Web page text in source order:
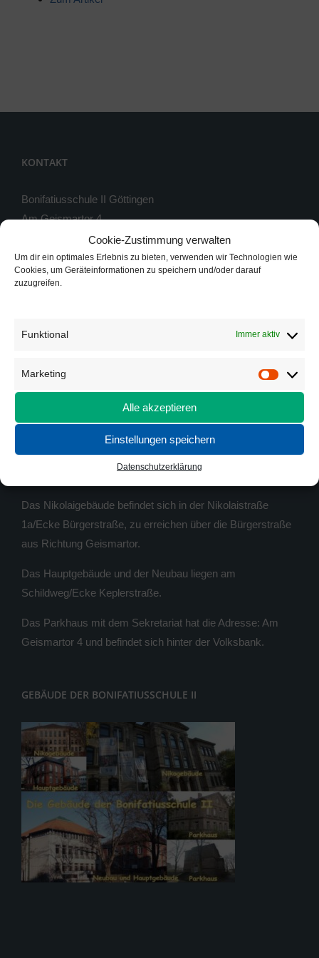
Cookie-Zustimmung verwalten
Um dir ein optimales Erlebnis zu bieten, verwenden wir Technologien wie
Cookies, um Geräteinformationen zu speichern und/oder darauf
zuzugreifen.
Funktional Immer aktiv
Marketing
Alle akzeptieren
Einstellungen speichern
Datenschutzerklärung
KONTAKT
Bonifatiusschule II Göttingen
Am Geismartor 4
37083 Göttingen
Telefon: 0551 / 54813-0
Telefax: 0551 / 54813-33
schulelternrat@goeschule.de
Das Nikolaigebäude befindet sich in der Nikolaistraße
1a/Ecke Bürgerstraße, zu erreichen über die Bürgerstraße
aus Richtung Geismartor.
Das Hauptgebäude und der Neubau liegen am
Schildweg/Ecke Keplerstraße.
Das Parkhaus mit dem Sekretariat hat die Adresse: Am
Geismartor 4 und befindet sich hinter der Volksbank.
GEBÄUDE DER BONIFATIUSSCHULE II